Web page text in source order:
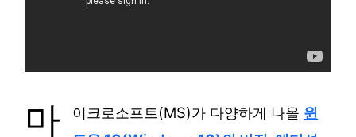
마 이크로소프트(MS)가 다양하게 나올 윈